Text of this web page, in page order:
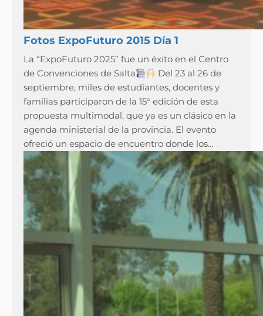
Fotos ExpoFuturo 2015 Día 1
La “ExpoFuturo 2025” fue un éxito en el Centro
de Convenciones de Salta
Del 23 al 26 de
septiembre, miles de estudiantes, docentes y
familias participaron de la 15° edición de esta
propuesta multimodal, que ya es un clásico en la
agenda ministerial de la provincia. El evento
ofreció un espacio de encuentro donde los…